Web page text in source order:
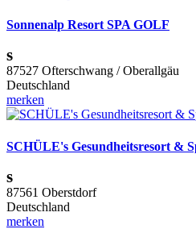
Sonnenalp Resort SPA GOLF
s
87527 Ofterschwang / Oberallgäu
Deutschland
merken
SCHÜLE's Gesundheitsresort &
s
87561 Oberstdorf
Deutschland
merken